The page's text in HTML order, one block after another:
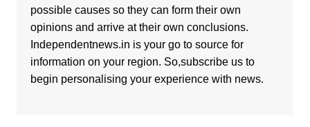
possible causes so they can form their own
opinions and arrive at their own conclusions.
Independentnews.in is your go to source for
information on your region. So,subscribe us to
begin personalising your experience with news.